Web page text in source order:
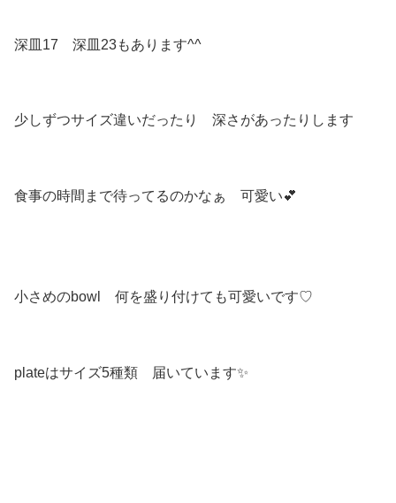
深皿17 深皿23もあります^^
少しずつサイズ違いだったり 深さがあったりします
食事の時間まで待ってるのかなぁ 可愛い💕
小さめのbowl 何を盛り付けても可愛いです♡
plateはサイズ5種類 届いています✨